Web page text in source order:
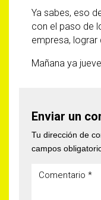
Ya sabes, eso
con el paso de
empresa, lograr
Mañana ya
Enviar un
Tu dirección de
campos